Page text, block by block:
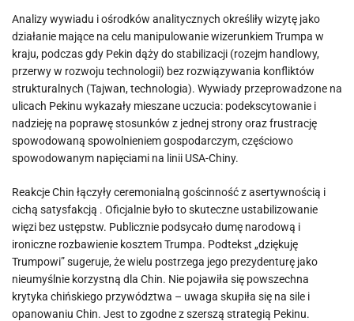
Analizy wywiadu i ośrodków analitycznych określiły wizytę jako
działanie mające na celu manipulowanie wizerunkiem Trumpa w
kraju, podczas gdy Pekin dąży do stabilizacji (rozejm handlowy,
przerwy w rozwoju technologii) bez rozwiązywania konfliktów
strukturalnych (Tajwan, technologia). Wywiady przeprowadzone na
ulicach Pekinu wykazały mieszane uczucia: podekscytowanie i
nadzieję na poprawę stosunków z jednej strony oraz frustrację
spowodowaną spowolnieniem gospodarczym, częściowo
spowodowanym napięciami na linii USA-Chiny.
Reakcje Chin łączyły ceremonialną gościnność z asertywnością i
cichą satysfakcją . Oficjalnie było to skuteczne ustabilizowanie
więzi bez ustępstw. Publicznie podsycało dumę narodową i
ironiczne rozbawienie kosztem Trumpa. Podtekst „dziękuję
Trumpowi” sugeruje, że wielu postrzega jego prezydenturę jako
nieumyślnie korzystną dla Chin. Nie pojawiła się powszechna
krytyka chińskiego przywództwa – uwaga skupiła się na sile i
opanowaniu Chin. Jest to zgodne z szerszą strategią Pekinu.